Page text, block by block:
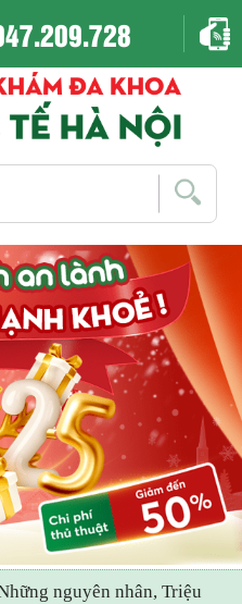
nguyên nhân, Triệu